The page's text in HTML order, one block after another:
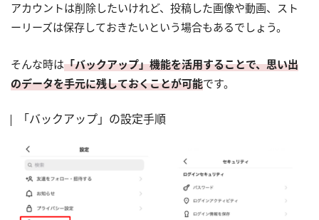
アカウントは削除したいけれど、投稿した画像や動画、スト
ーリーズは保存しておきたいという場合もあるでしょう。
そんな時は「バックアップ」機能を活用することで、思い出
のデータを手元に残しておくことが可能です。
「バックアップ」の設定手順